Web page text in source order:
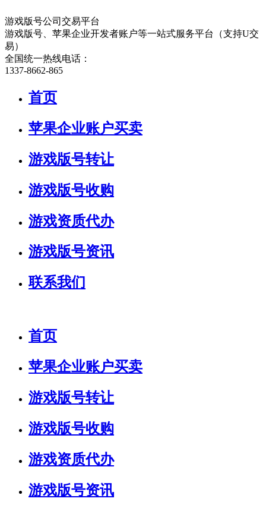
游戏版号公司交易平台
游戏版号、苹果企业开发者账户等一站式服务平台（支持U交
易）
全国统一热线电话：
1337-8662-865
首页
苹果企业账户买卖
游戏版号转让
游戏版号收购
游戏资质代办
游戏版号资讯
联系我们
首页
苹果企业账户买卖
游戏版号转让
游戏版号收购
游戏资质代办
游戏版号资讯